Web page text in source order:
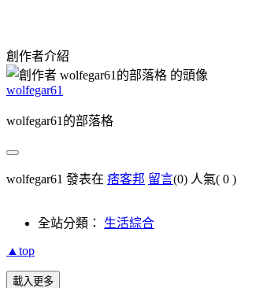
創作者介紹
wolfegar61
wolfegar61的部落格
wolfegar61 發表在 痞客邦 留言(0) 人氣( 0 )
全站分類： 生活綜合
▲top
載入更多